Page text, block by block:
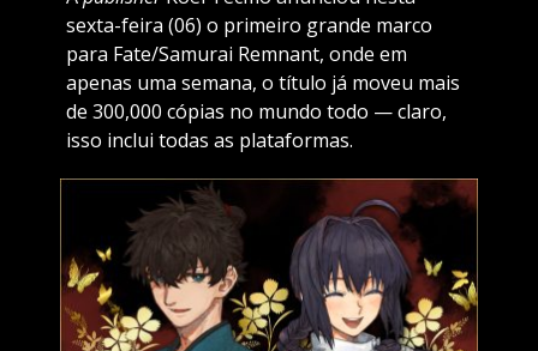
sexta-feira (06) o primeiro grande marco
para Fate/Samurai Remnant, onde em
apenas uma semana, o título já moveu mais
de 300,000 cópias no mundo todo — claro,
isso inclui todas as plataformas.